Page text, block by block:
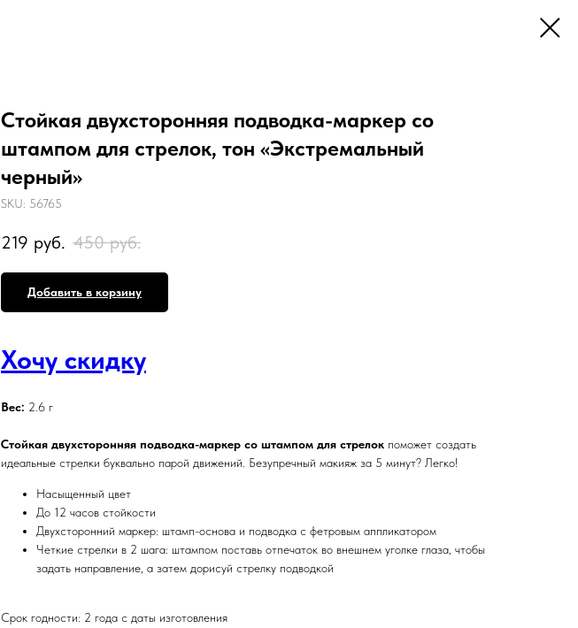
Стойкая двухсторонняя подводка-маркер со
штампом для стрелок, тон «Экстремальный
черный»
SKU: 56765
219 руб. 450 руб.
Добавить в корзину
Хочу скидку
Вес: 2.6 г
Стойкая двухсторонняя подводка-маркер со штампом для стрелок поможет создать
идеальные стрелки буквально парой движений. Безупречный макияж за 5 минут? Легко!
Насыщенный цвет
До 12 часов стойкости
Двухсторонний маркер: штамп-основа и подводка с фетровым аппликатором
Четкие стрелки в 2 шага: штампом поставь отпечаток во внешнем уголке глаза, чтобы
задать направление, а затем дорисуй стрелку подводкой
Срок годности: 2 года с даты изготовления